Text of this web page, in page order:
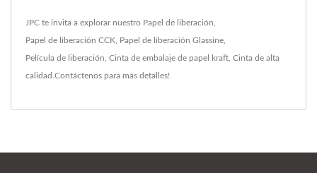
JPC te invita a explorar nuestro Papel de liberación,
Papel de liberación CCK, Papel de liberación Glassine,
Película de liberación, Cinta de embalaje de papel kraft, Cinta de alta
calidad.Contáctenos para más detalles!